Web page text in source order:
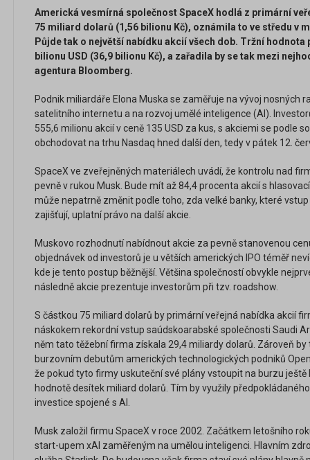
Americká vesmírná společnost SpaceX hodlá z primární
75 miliard dolarů (1,56 bilionu Kč), oznámila to ve středu v
Půjde tak o největší nabídku akcií všech dob. Tržní
bilionu USD (36,9 bilionu Kč), a zařadila by se tak mezi
agentura Bloomberg.
Podnik miliardáře Elona Muska se zaměřuje na vývoj nosných
satelitního internetu a na rozvoj umělé inteligence (AI).
555,6 milionu akcií v ceně 135 USD za kus, s akciemi se podle
obchodovat na trhu Nasdaq hned další den, tedy v pátek 12.
SpaceX ve zveřejněných materiálech uvádí, že kontrolu nad
pevně v rukou Musk. Bude mít až 84,4 procenta akcií s
může nepatrně změnit podle toho, zda velké banky, které
zajišťují, uplatní právo na další akcie.
Muskovo rozhodnutí nabídnout akcie za pevně stanovenou
objednávek od investorů je u větších amerických IPO téměř
kde je tento postup běžnější. Většina společností obvykle
následně akcie prezentuje investorům při tzv. roadshow.
S částkou 75 miliard dolarů by primární veřejná nabídka akcií
náskokem rekordní vstup saúdskoarabské společnosti Saudi
něm tato těžební firma získala 29,4 miliardy dolarů. Zároveň
burzovním debutům amerických technologických podniků
že pokud tyto firmy uskuteční své plány vstoupit na burzu ještě
hodnotě desítek miliard dolarů. Tím by využily
investice spojené s AI.
Musk založil firmu SpaceX v roce 2002. Začátkem letošního
start-upem xAI zaměřeným na umělou inteligenci. Hlavním